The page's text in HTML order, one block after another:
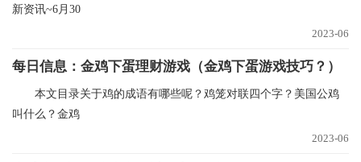
新资讯~6月30
2023-06
每日信息：金鸡下蛋理财游戏（金鸡下蛋游戏技巧？）
本文目录关于鸡的成语有哪些呢？鸡笼对联四个字？美国公鸡
叫什么？金鸡
2023-06